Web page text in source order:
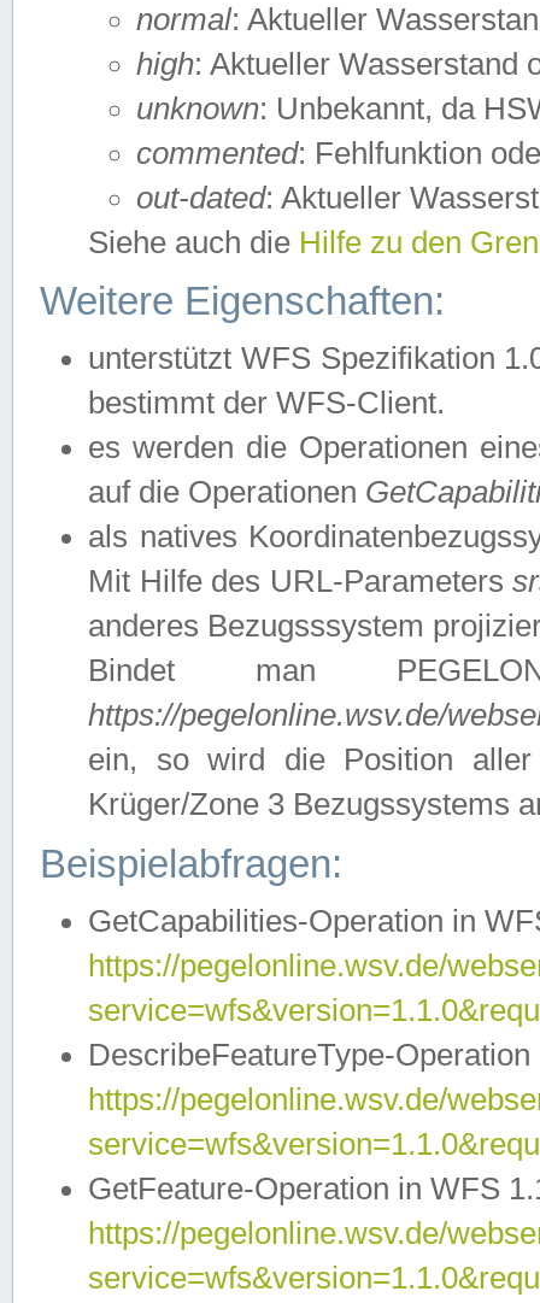
normal: Aktueller
high: Aktueller Wasserstand
unknown: Unbekannt, da
commented: Fehlfunktion
out-dated: Aktueller
Siehe auch die Hilfe zu den
Weitere Eigenschaften:
unterstützt WFS Spezifikation
bestimmt der WFS-Client.
es werden die Operationen
auf die Operationen
als natives
Mit Hilfe des URL-Parameters
anderes Bezugsssystem
Bindet man
https://pegelonline.wsv.de/
ein, so wird die Position
Krüger/Zone 3 Bezugssystems
Beispielabfragen:
GetCapabilities-Operation in
https://pegelonline.wsv.de/
DescribeFeatureType-
https://pegelonline.wsv.de/
GetFeature-Operation in WFS
https://pegelonline.wsv.de/